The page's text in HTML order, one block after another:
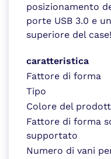
posizionamento
porte USB 3.0 e
superiore del case!
caratteristica
Fattore di forma
Tipo
Colore del
Fattore di forma
supportato
Numero di vani